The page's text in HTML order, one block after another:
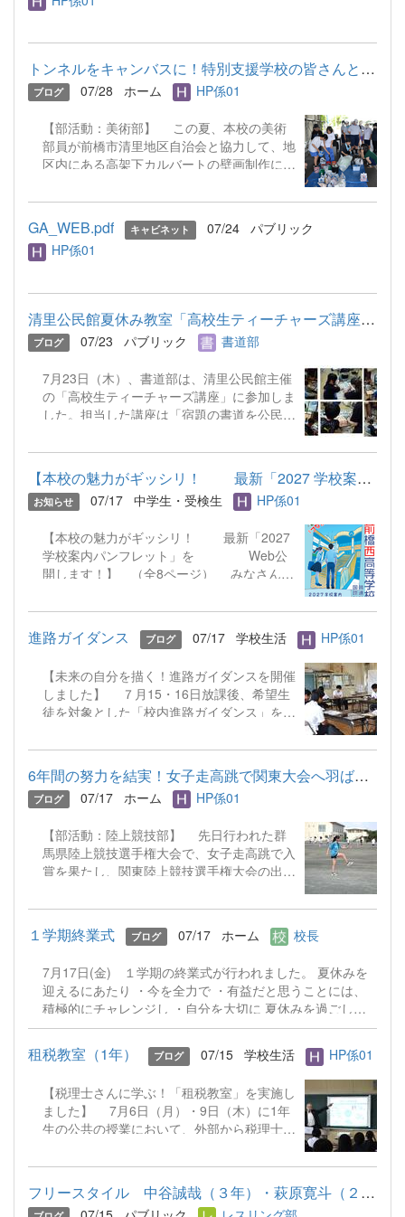
（発表者）が登壇。図書館を配信会場とし、
なりました。 画面越しではありました
が、発表者の「この本の面白さを伝えた
い！」という熱意と工夫を凝らした紹介に、
各教室の生徒たちも真剣なまなざしで聞き入
後、オンライン投票を実施。どの本も甲乙つ
けがたい魅力的な紹介ばかりで、大接戦のバ
トルとなりました。また2名の先生によるエ
徒達からたくさんの質問が出て、紹介して頂
いた本に多くの生徒が興味をもってくれまし
た。 チャンプ本：『西洋神名事
典』 山北 篤（著） （ビブリオバトルで紹介
ラリー・タイムス」で近日中に紹介します）
出場したバトラーの皆さん、素晴らしい発
表をありがとう...
トンネルをキャンバスに！特別支援学校の皆さんとトンネルアート...
ブログ 07/28 ホーム HP係01
【部活動：美術部】 この夏、本校の美術
部員が前橋市清里地区自治会と協力して、地
区内にある高架下カルバートの壁画制作に取
馬県立前橋高等特別支援学校の生徒の皆さ
ん、清里地区の子どもたちとの共同制作で
す。 色塗りの前日に、美術部3年生4人で
トンネル内にチョークで下書きを。「考えて
ったため、書きたかった絵を少し変更した点
が難しく、また特別支援学校の生徒さんと一
緒に色塗りをする際には、色を調整して作っ
てあげてから塗り方などを伝えて作業に取り
ん。「桜を色塗りする際には、刷毛をポンポ
ン置いてね」と声を掛け合いながら一緒に楽
しく色塗りをしていました。
トンネルの中がパッと明るい空間に変化して
いっています。 地域と学校がひとつになっ
てつくるアート作品。完成をどうぞお楽しみ
に！ ☜ホームに戻る
GA_WEB.pdf キャビネット 07/24
パブリック
HP係01
清里公民館夏休み教室「高校生ティーチャーズ講座」に参加
ブログ 07/23 パブリック 書道部
7月23日（木）、書道部は、清里公民館主催
の「高校生ティーチャーズ講座」に参加しま
した。担当した講座は「宿題の書道を公民館
員は分担して、子どもたち一人ひとりに、学
年と氏名入りのお手本を書きました。当日
は、筆の運び方や字形の整え方などを個別に
アドバイスしました。今回の活動を通して、
くりの奥深さを改めて実感しました。この経
験を、今後の作品作りに生かしていきます。
【本校の魅力がギッシリ！ 最新「2027 学校案内パンフレット...
お知らせ 07/17 中学生・受検生 HP係01
【本校の魅力がギッシリ！ 最新「2027
学校案内パンフレット」を Web公
開します！】 （全8ページ） みなさん、
事を1冊にまとめた「2027 学校案内」が完
成しました！ 「学校説明会に都合が悪く
て行けない…」「おうちでじっくり読みた
の全8ページをこのページで一挙公開しま
す。 ※スマホの画面で画像をそのまま拡大す
ると、文字がにじんで見づらくなる場合があ
イルで綺麗に拡大してご覧いただけます。
※PDFファイルが開かない・ダウンロードで
きない場合は、Chrome等の別ブラウザをお
試しください。（SafariやFirefoxではダウン
ロードできない場合があります） ＼ ここ
がポイント！各ページのご案内 ／ 1ペー
ジ（表紙）： 特徴的な校舎のイラストが目
を引く表紙です！ 2ページ： どんなこと
ー？！制服紹介 4～5ページ： 前西ライフ
6～7ページ：青春を全力で楽しむ！部活
動紹介＆学校行事 8ペー...
進路ガイダンス ブログ 07/17 学校生活 HP係01
【未来の自分を描く！進路ガイダンスを開催
しました】 ７月15・16日放課後、希望生
徒を対象とした「校内進路ガイダンス」を実
学・短期大学・専門学校の入試・広報担当者
様をお招きし、学校別にブースを設置。生徒
たちは、自分の興味がある学問分野や学校の
ブースへと足を運び、個別形式で熱心に説明
方が前西卒業生ということで「こんな形で母
校に来ることができて嬉しい」とおっしゃっ
ていたのも印象的でした。 この日は三
されていました。遠方からお越しいただいた
各学校の皆様、本当にありがとうございまし
た。 本校では、今後も一人ひとりの夢の実
現に向けて、きめ細やかな進路サポートを続
けてまいります！ ☜ホームに戻る
6年間の努力を結実！女子走高跳で関東大会へ羽ばたく！
ブログ 07/17 ホーム HP係01
【部活動：陸上競技部】 先日行われた群
馬県陸上競技選手権大会で、女子走高跳で入
賞を果たし、関東陸上競技選手権大会の出場
次の大会に向けてインタビュー。 大会前
の練習や大会当日はどんな気持ちで臨みまし
たか？：大会前の練習では、自分の苦手なと
で大きく走るために股関節をほぐしたりな
ど、基礎的なところを練習してきました。大
会当日はあいにくの天気で、試合に集中でき
るか不安なところもありましたが、陸上生活
最後の関東出場が決まる大会だったため、
「悔いの残らない試合・結果にする」という
気持ちで臨みました。数回しか飛べていない
155cmを跳べてとても嬉しく思っていま
す。 関東大会に向けての意気込みは？：
競技で出場する吉田さんと優勝を目指して頑
１学期終業式 ブログ 07/17 ホーム 校長
7月17日(金) １学期の終業式が行われました。 夏休みを
迎えるにあたり ・今を全力で ・有益だと思うことには、
積極的にチャレンジし ・自分を大切に 夏休みを過ごして
ほしいと伝えました。 ２学期の始業式には、西高生全員が
元氣に笑顔で揃うことを何よりも願っています！
租税教室（1年） ブログ 07/15 学校生活 HP係01
【税理士さんに学ぶ！「租税教室」を実施し
ました】 7月6日（月）・9日（木）に1年
生の公共の授業において、外部から税理士の
た。 授業では、私たちの暮らしを支える
「税金」がどのような役割を果たしているの
かをご講義いただいた後、生徒たちによるグ
フリースタイル 中谷誠哉（３年）・萩原寛斗（２年）３位入賞！